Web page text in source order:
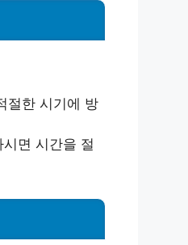
절한 시기에 방
면 시간을 절